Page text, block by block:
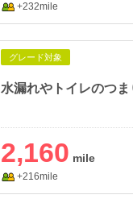
+232mile
グレード対象
水漏れやトイレのつま
2,160
+216mile